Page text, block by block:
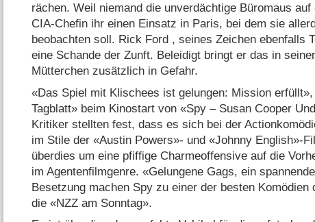
rächen. Weil niemand die unverdächtige Büromaus
CIA-Chefin ihr einen Einsatz in Paris, bei dem sie
beobachten soll. Rick Ford , seines Zeichen ebenfalls
eine Schande der Zunft. Beleidigt bringt er das in
Mütterchen zusätzlich in Gefahr.
«Das Spiel mit Klischees ist gelungen: Mission
Tagblatt» beim Kinostart von «Spy – Susan Cooper
Kritiker stellten fest, dass es sich bei der
im Stile der «Austin Powers»- und «Johnny English»-
überdies um eine pfiffige Charmeoffensive auf die
im Agentenfilmgenre. «Gelungene Gags, ein
Besetzung machen Spy zu einer der besten
die «NZZ am Sonntag».